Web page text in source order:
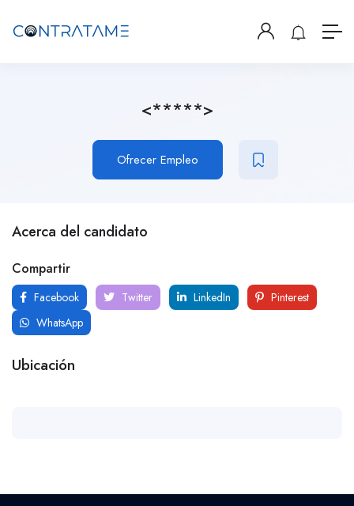
<*****>
Ofrecer Empleo
Acerca del candidato
Compartir
Facebook Twitter LinkedIn
Pinterest
WhatsApp
Ubicación